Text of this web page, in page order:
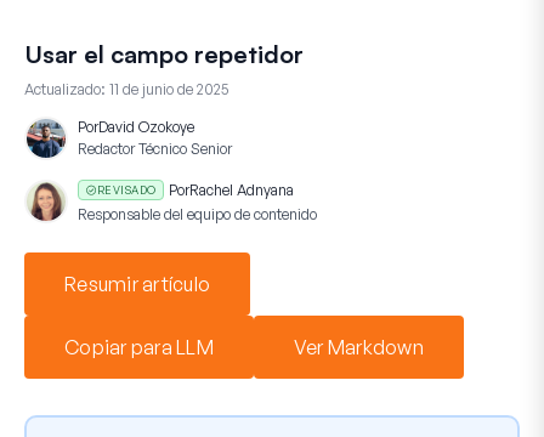
Usar el campo repetidor
Actualizado: 11 de junio de 2025
PorDavid Ozokoye
Redactor Técnico Senior
REVISADO PorRachel Adnyana
Responsable del equipo de contenido
Resumir artículo
Copiar para LLM Ver Markdown